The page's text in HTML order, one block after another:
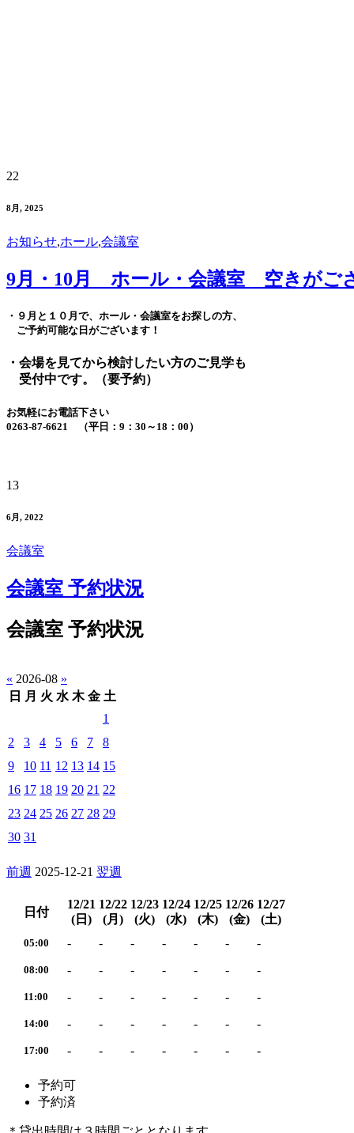
22
8月, 2025
お知らせ,ホール,会議室
9月・10月 ホール・会議室 空きがご
・９月と１０月で、ホール・会議室をお探しの方、
ご予約可能な日がございます！
・会場を見てから検討したい方のご見学も
受付中です。（要予約）
お気軽にお電話下さい
0263-87-6621 （平日：9：30～18：00）
13
6月, 2022
会議室
会議室 予約状況
会議室 予約状況
« 2026-08 »
日
月 火 水 木 金 土
1
2
3 4 5 6 7
8
9
10 11 12 13 14 15
16 17 18 19 20 21 22
23 24 25 26 27 28 29
30 31
前週 2025-12-21 翌週
日付
12/21
(日)
12/22
(月)
12/23
(火)
12/24
(水)
12/25
(木)
12/26
(金)
12/27
(土)
05:00 - - - - - - -
08:00 - - - - - - -
11:00 - - - - - - -
14:00 - - - - - - -
17:00 - - - - - - -
予約可
予約済